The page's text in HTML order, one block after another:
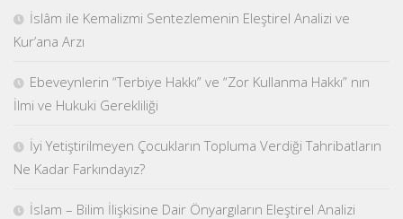
İslâm ile Kemalizmi Sentezlemenin Eleştirel Analizi ve
Kur’ana Arzı
Ebeveynlerin “Terbiye Hakkı” ve “Zor Kullanma Hakkı” nın
İlmi ve Hukuki Gerekliliği
İyi Yetiştirilmeyen Çocukların Topluma Verdiği Tahribatların
Ne Kadar Farkındayız?
İslam – Bilim İlişkisine Dair Önyargıların Eleştirel Analizi